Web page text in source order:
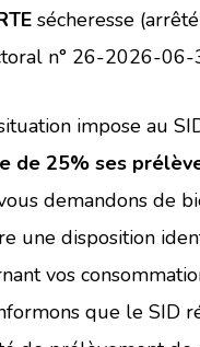
sécheresse (arrêté
n° 26-2026-
impose au
de 25% ses
demandons de
une disposition
vos
que le SID